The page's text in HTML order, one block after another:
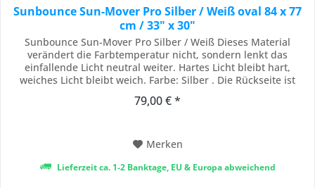
Sunbounce Sun-Mover Pro Silber / Weiß oval 84 x 77
cm / 33" x 30"
Sunbounce Sun-Mover Pro Silber / Weiß Dieses Material
verändert die Farbtemperatur nicht, sondern lenkt das
einfallende Licht neutral weiter. Hartes Licht bleibt hart,
weiches Licht bleibt weich. Farbe: Silber . Die Rückseite ist
SUN-MOVER sind die perfekten Lichtkanonen und erkennbar
79,00 € *
Merken
Lieferzeit ca. 1-2 Banktage, EU & Europa abweichend